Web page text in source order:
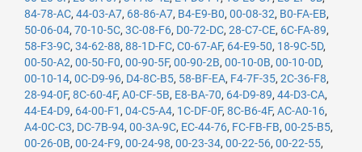
84-78-AC, 44-03-A7, 68-86-A7, B4-E9-B0, 00-08-32, B0-FA-EB,
50-06-04, 70-10-5C, 3C-08-F6, D0-72-DC, 28-C7-CE, 6C-FA-89,
58-F3-9C, 34-62-88, 88-1D-FC, C0-67-AF, 64-E9-50, 18-9C-5D,
00-50-A2, 00-50-F0, 00-90-5F, 00-90-2B, 00-10-0B, 00-10-0D,
00-10-14, 0C-D9-96, D4-8C-B5, 58-BF-EA, F4-7F-35, 2C-36-F8,
28-94-0F, 8C-60-4F, A0-CF-5B, E8-BA-70, 64-D9-89, 44-D3-CA,
44-E4-D9, 64-00-F1 , 04-C5-A4, 1C-DF-0F, 8C-B6-4F, AC-A0-16,
A4-0C-C3, DC-7B-94, 00-3A-9C, EC-44-76, FC-FB-FB, 00-25-B5,
00-26-0B, 00-24-F9, 00-24-98, 00-23-34, 00-22-56, 00-22-55,